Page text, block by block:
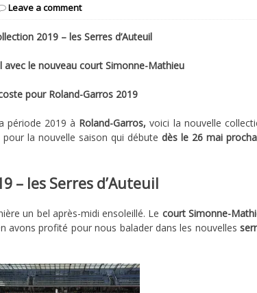
Leave a comment
2019 – les Serres d’Auteuil
avec le nouveau court Simonne-Mathieu
pour Roland-Garros 2019
période 2019 à Roland-Garros, voici la nouvelle
la nouvelle saison qui débute dès le 26 mai
– les Serres d’Auteuil
un bel après-midi ensoleillé. Le court Simonne-
avons profité pour nous balader dans les nouvelles